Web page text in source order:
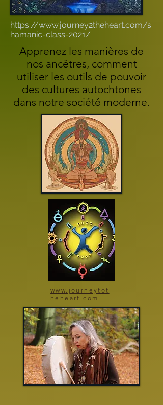
https://www.journey2theheart.com/s
hamanic-class-2021/
Apprenez les manières de
nos ancêtres, comment
utiliser les outils de pouvoir
des cultures autochtones
dans notre société moderne.
www.journeytot
heheart.com